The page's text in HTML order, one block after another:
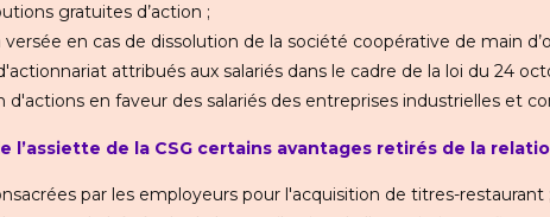
gratuites d’action ;
versée en cas de dissolution de la société coopérative de main
attribués aux salariés dans le cadre de la loi du 24
d'actions en faveur des salariés des entreprises industrielles et
l’assiette de la CSG certains avantages retirés de la
par les employeurs pour l'acquisition de titres-restaurant ;